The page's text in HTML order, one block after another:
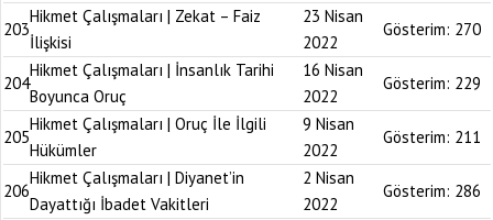
203
Hikmet Çalışmaları | Zekat – Faiz
İlişkisi
23 Nisan
2022
Gösterim: 270
204
Hikmet Çalışmaları | İnsanlık Tarihi
Boyunca Oruç
16 Nisan
2022
Gösterim: 229
205
Hikmet Çalışmaları | Oruç İle İlgili
Hükümler
9 Nisan
2022
Gösterim: 211
206
Hikmet Çalışmaları | Diyanet’in
Dayattığı İbadet Vakitleri
2 Nisan
2022
Gösterim: 286